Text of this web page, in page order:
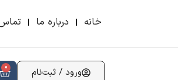
خانه درباره ما
ورود / ثبت‌نام 0